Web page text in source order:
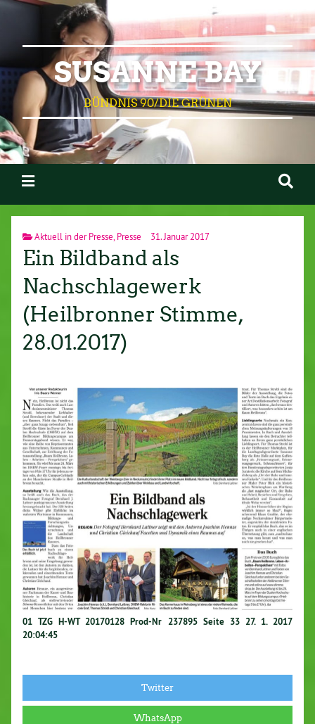
SUSANNE BAY
BÜNDNIS 90/DIE GRÜNEN
Aktuell in der Presse,Presse 31. Januar 2017
Ein Bildband als
Nachschlagewerk
(Heilbronner Stimme,
28.01.2017)
01 TZG H-WT 20170128 Prod-Nr 237895 Seite 33 27. 1. 2017
20:04:45
Twitter
WhatsApp